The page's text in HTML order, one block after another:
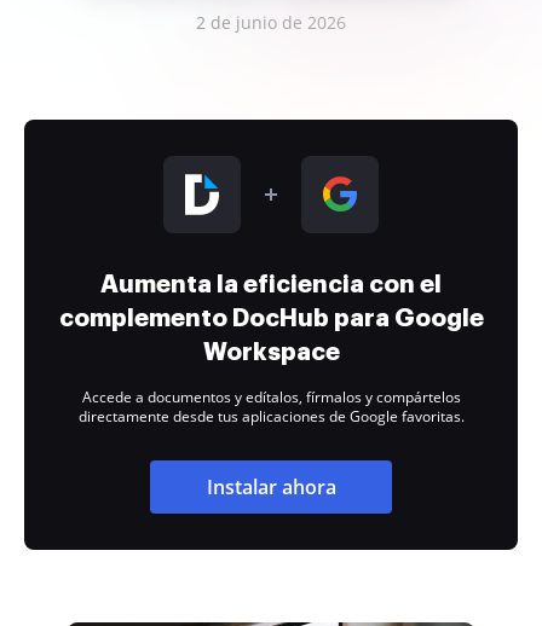
2 de junio de 2026
Aumenta la eficiencia con el
complemento DocHub para Google
Workspace
Accede a documentos y edítalos, fírmalos y compártelos
directamente desde tus aplicaciones de Google favoritas.
Instalar ahora